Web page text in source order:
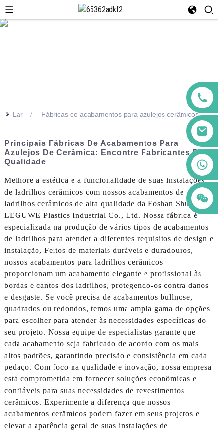
>> Lar Fábricas de acabamentos para azulejos cerâmicos
Principais Fábricas De Acabamentos Para
Azulejos De Cerâmica: Encontre Fabricantes De
Qualidade
Melhore a estética e a funcionalidade de suas instalações
de ladrilhos cerâmicos com nossos acabamentos de
ladrilhos cerâmicos de alta qualidade da Foshan Shunde
LEGUWE Plastics Industrial Co., Ltd. Nossa fábrica é
especializada na produção de vários tipos de acabamentos
de ladrilhos para atender a diferentes requisitos de design e
instalação, Feitos de materiais duráveis ​​e duradouros,
nossos acabamentos para ladrilhos cerâmicos
proporcionam um acabamento elegante e profissional às
bordas e cantos dos ladrilhos, protegendo-os contra danos
e desgaste. Se você precisa de acabamentos bullnose,
quadrados ou redondos, temos uma ampla gama de opções
para escolher para atender às necessidades específicas do
seu projeto. Nossa equipe de especialistas garante que
cada acabamento seja fabricado de acordo com os mais
altos padrões, garantindo precisão e consistência em cada
pedaço. Com foco na qualidade e inovação, nossa empresa
está comprometida em fornecer soluções econômicas e
confiáveis ​​para suas necessidades de revestimentos
cerâmicos. Experimente a diferença que nossos
acabamentos cerâmicos podem fazer em seus projetos e
elevar a aparência geral de suas instalações de